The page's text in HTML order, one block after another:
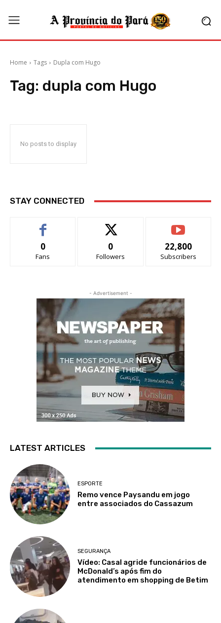
Home Tags Dupla com Hugo
Tag: dupla com Hugo
No posts to display
STAY CONNECTED
0
Fans
0
Followers
22,800
Subscribers
- Advertisement -
LATEST ARTICLES
ESPORTE
Remo vence Paysandu em jogo
entre associados do Cassazum
SEGURANÇA
Vídeo: Casal agride funcionários de
McDonald’s após fim do
atendimento em shopping de Betim